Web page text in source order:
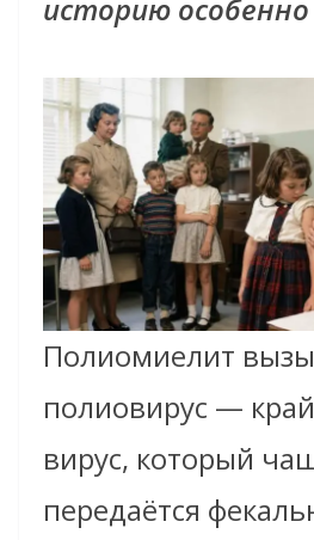
историю
Полиомиелит
полиовирус —
вирус, который
передаётся